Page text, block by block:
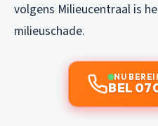
volgens Milieucentraal is
milieuschade.
NU
BEL